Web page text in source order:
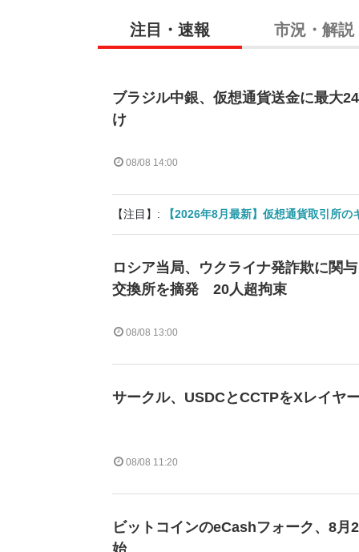
注目・速報 市況・解説
ブラジル中銀、仮想通貨送金に最大
け
08/08 14:00
【注目】: 【2026年8月最新】仮想通貨取引所
ロシア当局、ウクライナ発詐欺に関
交換所を摘発 20人超拘束
08/08 13:00
サークル、USDCとCCTPをXレイヤ
08/08 11:20
ビットコインのeCashフォーク、8月